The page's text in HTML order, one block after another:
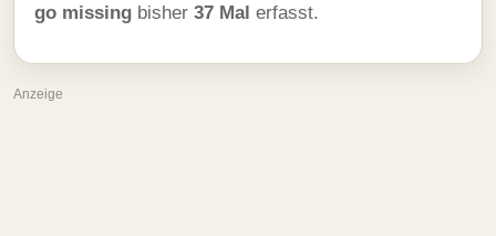
go missing bisher 37 Mal erfasst.
Anzeige